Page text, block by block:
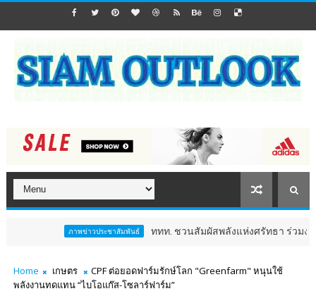
ภาพข่าวประชาสัมพันธ์ ททท. ชวนสัมผัสพลังแห่งศรัทธา ร่วมงาน "ห่มผ้าหล
Home เกษตร
CPF ต่อยอดฟาร์มรักษ์โลก "Greenfarm" หนุนใช้
พลังงานทดแทน “ไบโอแก๊ส-โซลาร์ฟาร์ม”